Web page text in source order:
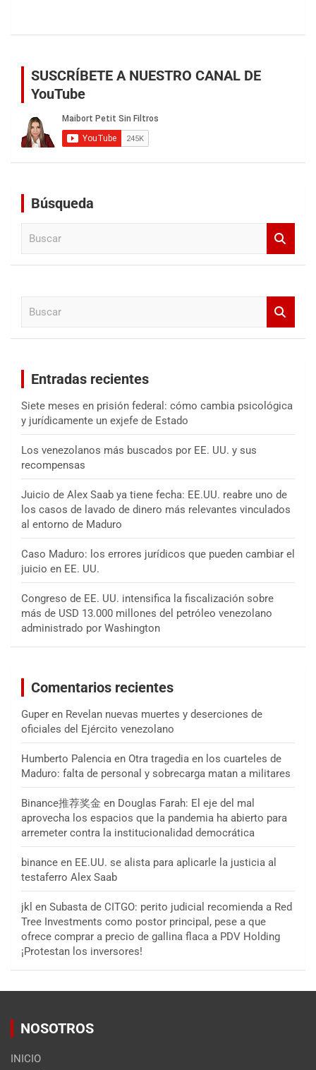
SUSCRÍBETE A NUESTRO CANAL DE
YouTube
Búsqueda
Entradas recientes
Siete meses en prisión federal: cómo cambia psicológica
y jurídicamente un exjefe de Estado
Los venezolanos más buscados por EE. UU. y sus
recompensas
Juicio de Alex Saab ya tiene fecha: EE.UU. reabre uno de
los casos de lavado de dinero más relevantes vinculados
al entorno de Maduro
Caso Maduro: los errores jurídicos que pueden cambiar el
juicio en EE. UU.
Congreso de EE. UU. intensifica la fiscalización sobre
más de USD 13.000 millones del petróleo venezolano
administrado por Washington
Comentarios recientes
Guper en Revelan nuevas muertes y deserciones de
oficiales del Ejército venezolano
Humberto Palencia en Otra tragedia en los cuarteles de
Maduro: falta de personal y sobrecarga matan a militares
Binance推荐奖金 en Douglas Farah: El eje del mal
aprovecha los espacios que la pandemia ha abierto para
arremeter contra la institucionalidad democrática
binance en EE.UU. se alista para aplicarle la justicia al
testaferro Alex Saab
jkl en Subasta de CITGO: perito judicial recomienda a Red
Tree Investments como postor principal, pese a que
ofrece comprar a precio de gallina flaca a PDV Holding
¡Protestan los inversores!
NOSOTROS
INICIO